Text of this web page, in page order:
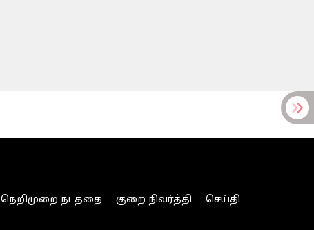
நெறிமுறை நடத்தை குறை நிவர்த்தி
செய்தி